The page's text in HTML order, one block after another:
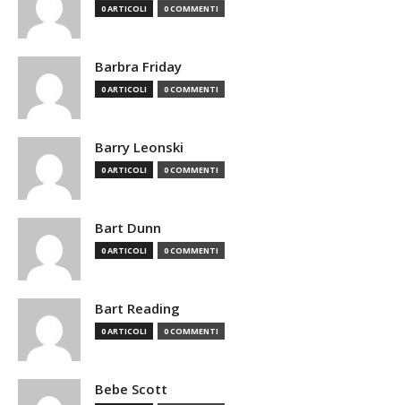
0 ARTICOLI 0 COMMENTI
Barbra Friday
0 ARTICOLI 0 COMMENTI
Barry Leonski
0 ARTICOLI 0 COMMENTI
Bart Dunn
0 ARTICOLI 0 COMMENTI
Bart Reading
0 ARTICOLI 0 COMMENTI
Bebe Scott